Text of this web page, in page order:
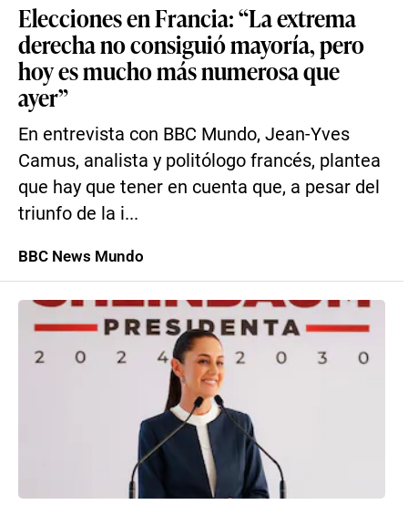
Elecciones en Francia: “La extrema
derecha no consiguió mayoría, pero
hoy es mucho más numerosa que
ayer”
En entrevista con BBC Mundo, Jean-Yves
Camus, analista y politólogo francés, plantea
que hay que tener en cuenta que, a pesar del
triunfo de la i...
BBC News Mundo